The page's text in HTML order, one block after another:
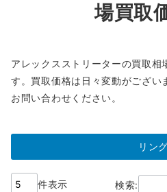
場買取
アレックスストリーターの買取相
す。買取価格は日々変動がござい
お問い合わせください。
リング
件表示 検索: